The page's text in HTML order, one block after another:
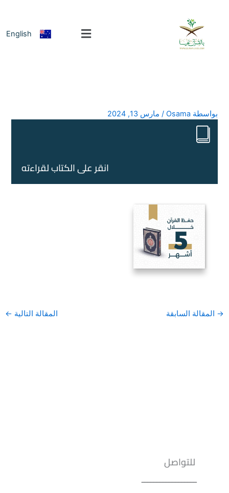
المحتوى
English
بواسطة Osama
/ مارس 13, 2024
انقر على الكتاب لقراءته
→ المقالة السابقة المقالة التالية ←
للتواصل
ــــــــــــــــــ